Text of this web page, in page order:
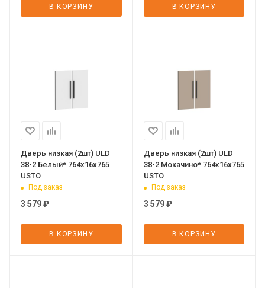
В КОРЗИНУ В КОРЗИНУ
Дверь низкая (2шт) ULD
38-2 Белый* 764х16х765
USTO
Под заказ
3 579₽
В КОРЗИНУ
Дверь низкая (2шт) ULD
38-2 Мокачино* 764х16х765
USTO
Под заказ
3 579₽
В КОРЗИНУ